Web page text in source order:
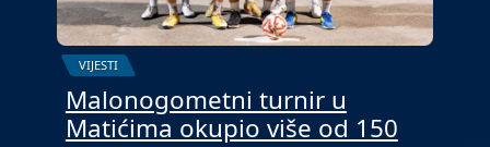
VIJESTI
Malonogometni turnir u
Matićima okupio više od 150